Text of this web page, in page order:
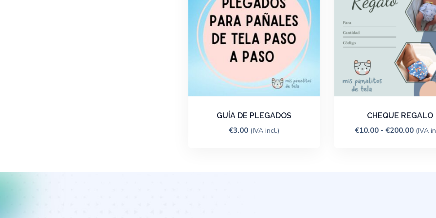
GUÍA DE PLEGADOS
€3.00 (IVA incl.)
CHEQUE REGALO
€10.00 - €200.00 (IVA